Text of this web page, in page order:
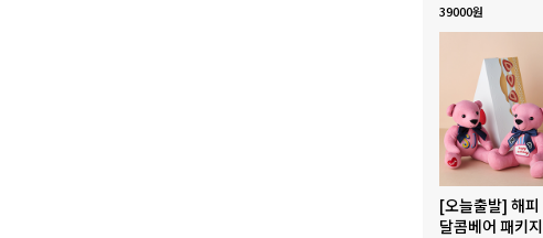
39000원
[오늘출발] 해피
달콤베어 패키지